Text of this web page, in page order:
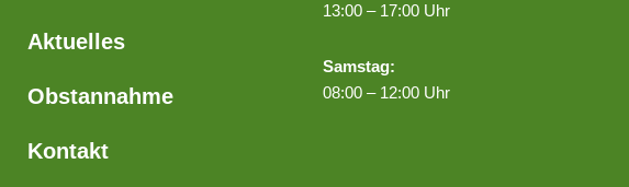
Aktuelles
Obstannahme
Kontakt
13:00 – 17:00 Uhr
Samstag:
08:00 – 12:00 Uhr